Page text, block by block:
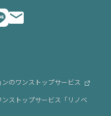
のワンストップサービス
ストップサービス「リノベ